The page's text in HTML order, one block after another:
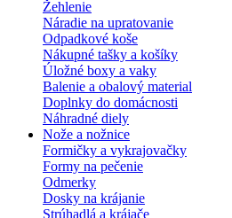
Žehlenie
Náradie na upratovanie
Odpadkové koše
Nákupné tašky a košíky
Úložné boxy a vaky
Balenie a obalový material
Doplnky do domácnosti
Náhradné diely
Nože a nožnice
Formičky a vykrajovačky
Formy na pečenie
Odmerky
Dosky na krájanie
Strúhadlá a krájače